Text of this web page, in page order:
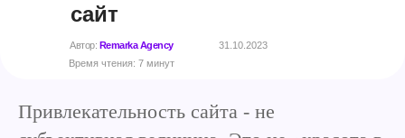
сайт
Автор: Remarka Agency
31.10.2023
Время чтения: 7 минут
Привлекательность сайта - не